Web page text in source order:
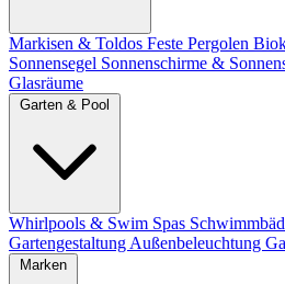
Markisen & Toldos Feste Pergolen
Sonnensegel Sonnenschirme &
Glasräume
Whirlpools & Swim Spas
Gartengestaltung Außenbeleuchtung